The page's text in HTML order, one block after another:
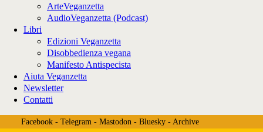
ArteVeganzetta
AudioVeganzetta (Podcast)
Libri
Edizioni Veganzetta
Disobbedienza vegana
Manifesto Antispecista
Aiuta Veganzetta
Newsletter
Contatti
Facebook- Telegram- Mastodon- Bluesky- Archive